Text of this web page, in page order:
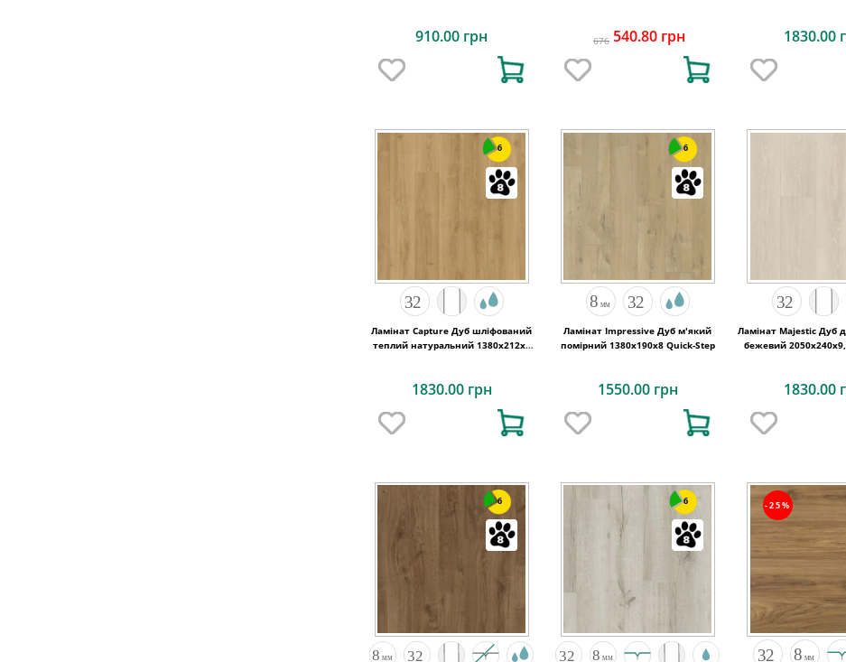
910.00 грн 676 540.80 грн 1830.00
6
Ламінат Capture Дуб шліфований
теплий натуральний 1380х212x9
1830.00 грн
6
Ламінат Impressive Дуб м'який
помірний 1380х190x8 Quick-Step
1550.00 грн
Ламінат Majestic Дуб
бежевий
1830.00
6 6 -25%